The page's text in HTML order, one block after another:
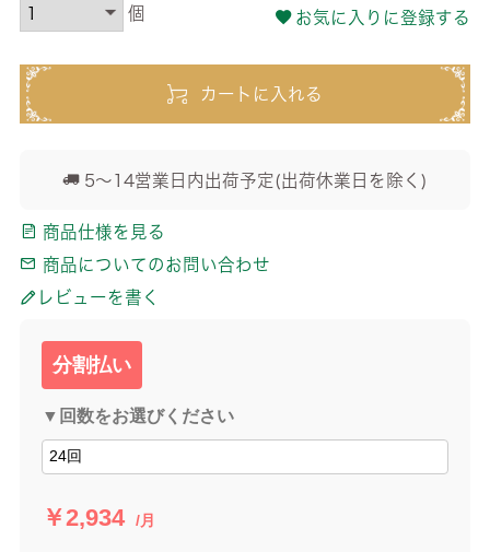
お気に入りに登録する
カートに入れる
5～14営業日内出荷予定(出荷休業日を除く)
商品仕様を見る
商品についてのお問い合わせ
レビューを書く
分割払い
▼回数をお選びください
￥2,934 /月